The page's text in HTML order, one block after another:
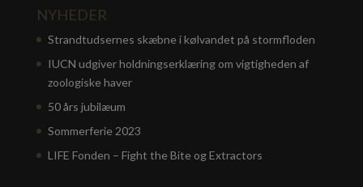
NYHEDER
Strandtudsernes skæbne i kølvandet på stormfloden
IUCN udgiver holdningserklæring om vigtigheden af
zoologiske haver
50 års jubilæum
Sommerferie 2023
LIFE Fonden – Fight the Bite og Extractors